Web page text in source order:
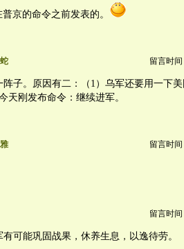
京的命令之前发表的。
留言时间
阵子。原因有二：（1）乌军还要用一下
天刚发布命令：继续进军。
留言时间
留言时间
可能巩固战果，休养生息，以逸待劳。